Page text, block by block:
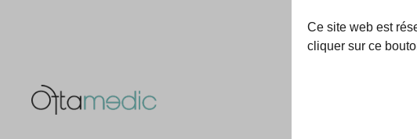
Ce site web est
cliquer sur ce